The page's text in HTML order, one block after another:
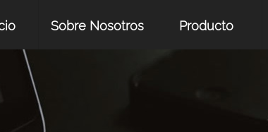
Sobre Nosotros Producto